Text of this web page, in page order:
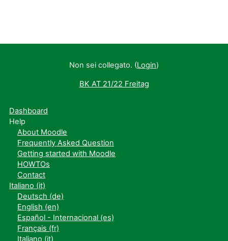
Non sei collegato. (Login)
BK AT 21/22 Freitag
Dashboard
Help
About Moodle
Frequently Asked Question
Getting started with Moodle
HOWTOs
Contact
Italiano ‎(it)‎
Deutsch ‎(de)‎
English ‎(en)‎
Español - Internacional ‎(es)‎
Français ‎(fr)‎
Italiano ‎(it)‎